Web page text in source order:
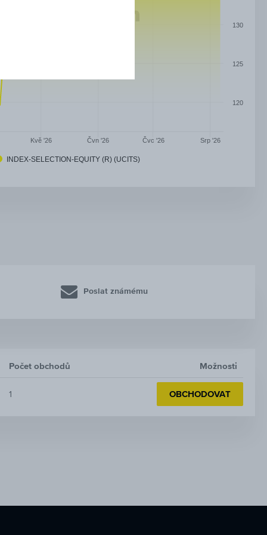
INDEX-SELECTION-EQUITY (R) (UCITS)
Kvě '26 Čvn '26 Čvc '26 Srp '26
120
125
130
Poslat známému
Počet obchodů Možnosti
1 OBCHODOVAT